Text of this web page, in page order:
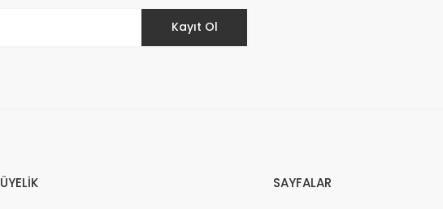
Filet Içi Kürklü Kışlık Bot - Siyah
Kayıt Ol
ÜYELİK SAYFALAR